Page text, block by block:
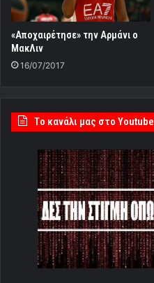
«Αποχαιρέτησε» την Αρμάνι ο
ΜακΛιν
16/07/2017
Tο κανάλι μας στο Youtube